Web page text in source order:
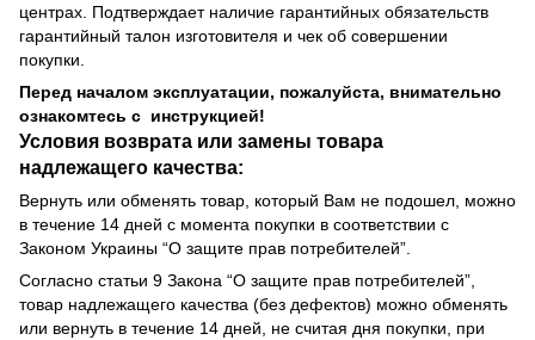
центрах. Подтверждает наличие гарантийных обязательств
гарантийный талон изготовителя и чек об совершении
покупки.
Перед началом эксплуатации, пожалуйста, внимательно
ознакомтесь с инструкцией!
Условия возврата или замены товара
надлежащего качества:
Вернуть или обменять товар, который Вам не подошел, можно
в течение 14 дней с момента покупки в соответствии с
Законом Украины “О защите прав потребителей”.
Согласно статьи 9 Закона “О защите прав потребителей”,
товар надлежащего качества (без дефектов) можно обменять
или вернуть в течение 14 дней, не считая дня покупки, при